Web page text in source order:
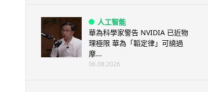
人工智能
華為科學家警告 NVIDIA 已近物
理極限 華為「韜定律」可繞過
摩...
06.08.2026